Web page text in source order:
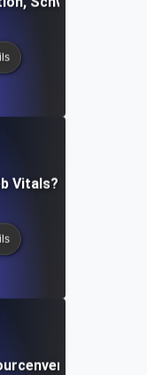
Vitals?